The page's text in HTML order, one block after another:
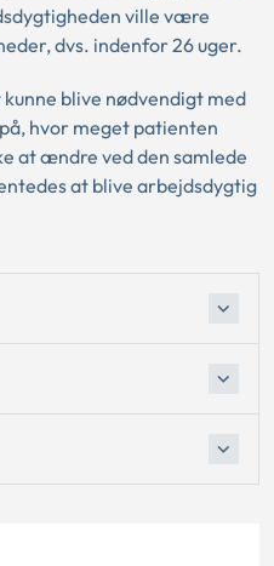
ville være
dvs. indenfor 26 uger.
blive nødvendigt med
hvor meget patienten
at ændre ved den samlede
at blive arbejdsdygtig